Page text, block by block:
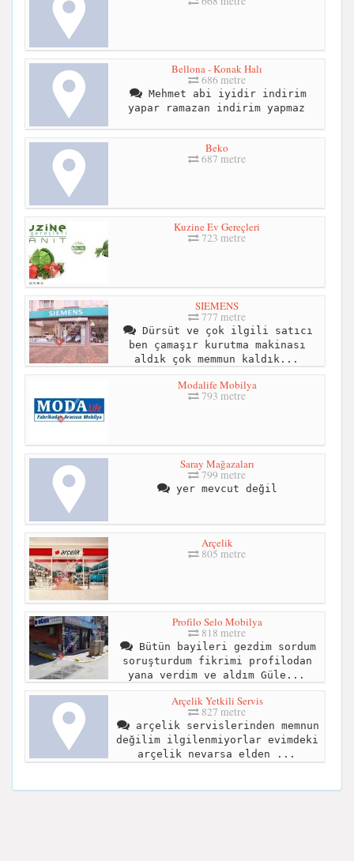
Bellona - Konak Halı
686 metre
Mehmet abi iyidir indirim
yapar ramazan indirim yapmaz
Beko
687 metre
Kuzine Ev Gereçleri
723 metre
SIEMENS
777 metre
Dürsüt ve çok ilgili satıcı
ben çamaşır kurutma makinası
aldık çok memmun kaldık...
Modalife Mobilya
793 metre
Saray Mağazaları
799 metre
yer mevcut değil
Arçelik
805 metre
Profilo Selo Mobilya
818 metre
Bütün bayileri gezdim sordum
soruşturdum fikrimi profilodan
yana verdim ve aldım Güle...
Arçelik Yetkili Servis
827 metre
arçelik servislerinden memnun
değilim ilgilenmiyorlar evimdeki
arçelik nevarsa elden ...